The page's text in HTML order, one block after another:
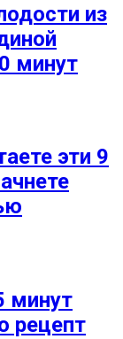
из
минут
эти 9
минут
рецепт